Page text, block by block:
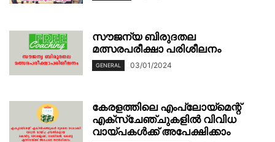
സൗജന്യ ബിരുദതല
മത്സരപരീക്ഷാ പരിശീലനം
GENERAL 03/01/2024
കേരളത്തിലെ എംപ്ലോയ്മെന്റ്
എക്സ്ചേഞ്ചുകളിൽ വിവിധ
വായ്പകൾക്ക് അപേക്ഷിക്കാം